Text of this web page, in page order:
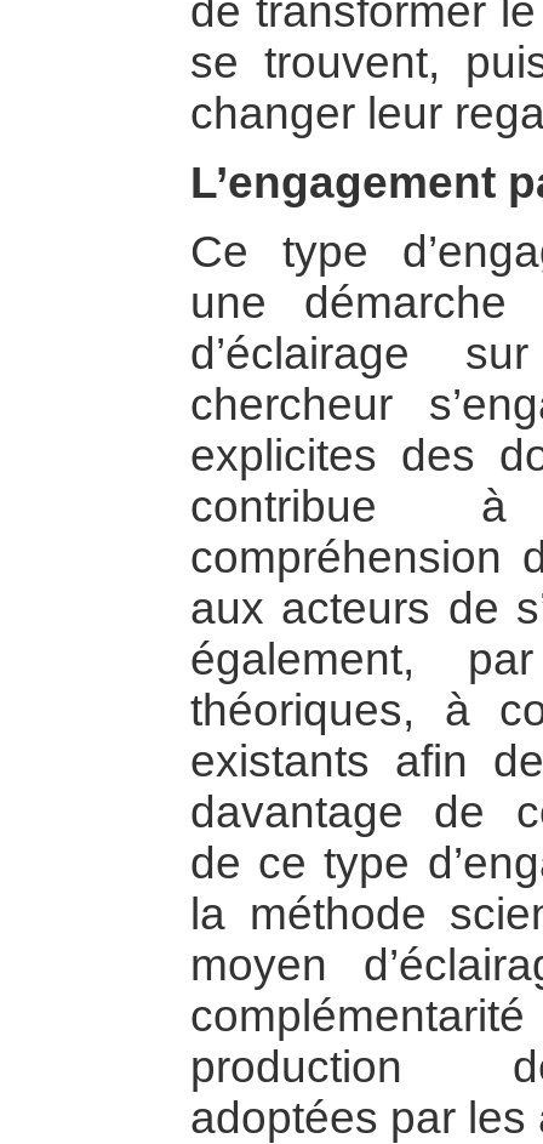
de transformer
se trouvent,
changer leur
L’engagement
Ce type
une démarche
d’éclairage
chercheur
explicites des
contribue
compréhension
aux acteurs de
également,
théoriques, à
existants afin
davantage de
de ce type
la méthode
moyen
production
adoptées par les